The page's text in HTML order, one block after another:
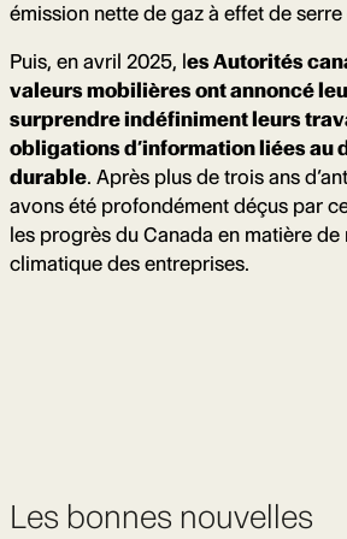
émission nette de gaz à effet de serre
Puis, en avril 2025, les Autorités
valeurs mobilières ont annoncé
surprendre indéfiniment leurs
obligations d’information liées au
durable. Après plus de trois ans
avons été profondément déçus par
les progrès du Canada en matière
climatique des entreprises.
Les bonnes nouvelles